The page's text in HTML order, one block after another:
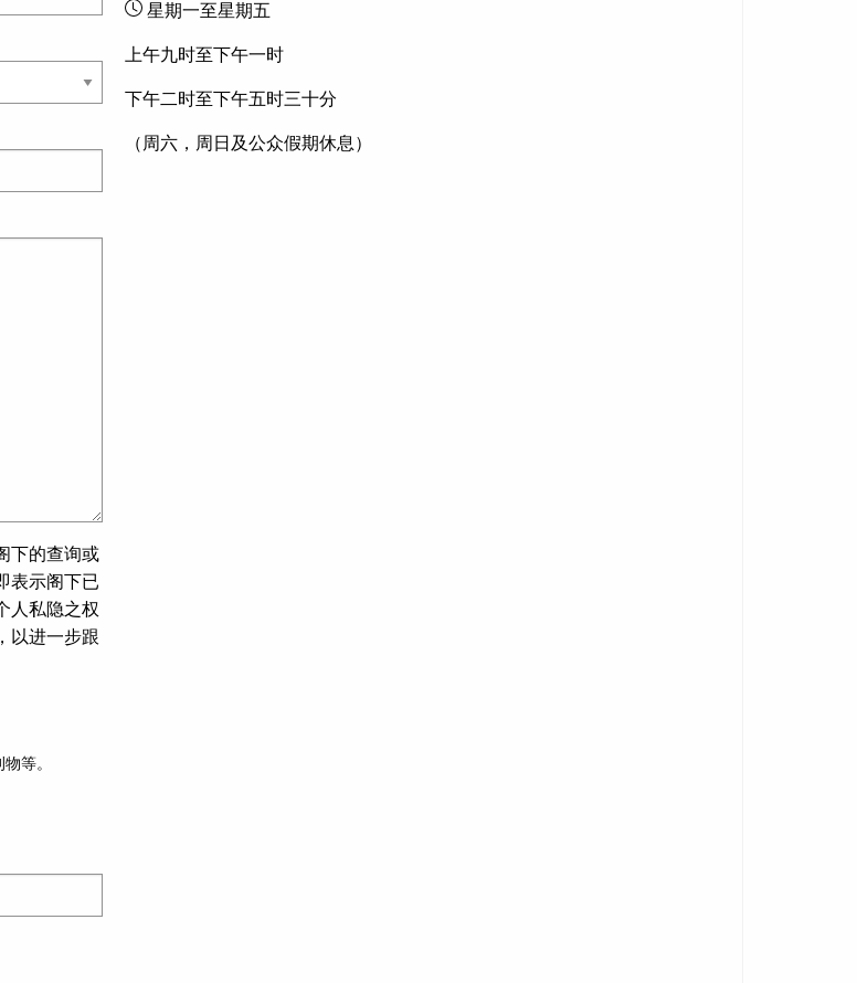
下的查询或
表示阁下已
人私隐之权
以进一步跟
等。
星期一至星期五
上午九时至下午一时
下午二时至下午五时三十分
（周六，周日及公众假期休息）